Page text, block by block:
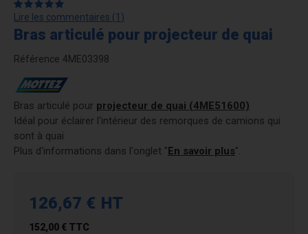
Lire les commentaires (1 )
Bras articulé pour projecteur de quai
Référence 4ME03398
Bras articulé pour projecteur de quai (4ME51600)
Idéal pour éclairer l'intérieur des remorques de camions qui
sont à quai
Plus d'informations dans l'onglet "En savoir plus".
126,67 € HT
152,00 € TTC